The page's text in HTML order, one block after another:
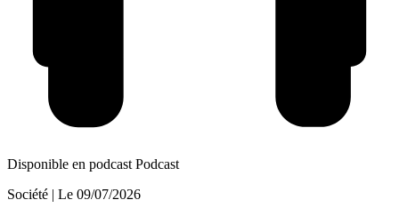
Disponible en podcast Podcast
Société | Le 09/07/2026